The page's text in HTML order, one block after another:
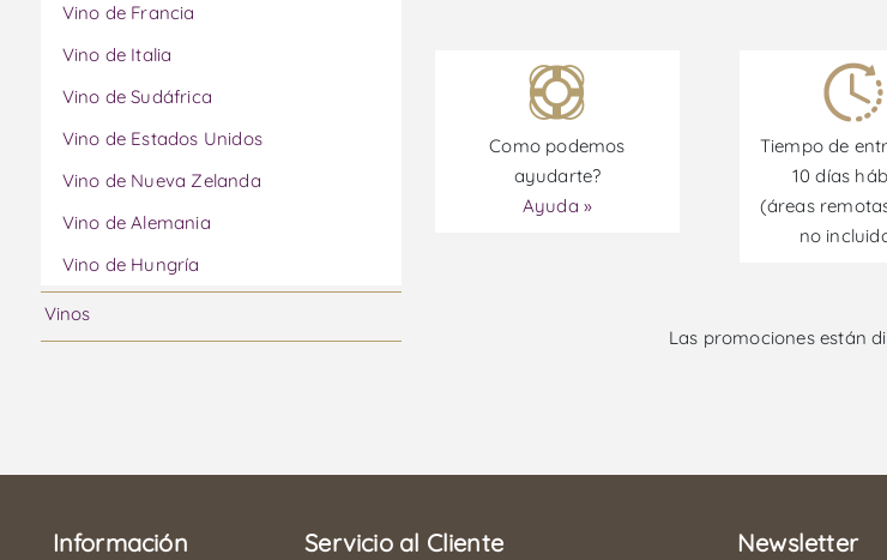
Como podemos
ayudarte?
Ayuda »
Tiempo de
10 días
(áreas
no
Las promociones están
Vino de Francia
Vino de Italia
Vino de Sudáfrica
Vino de Estados Unidos
Vino de Nueva Zelanda
Vino de Alemania
Vino de Hungría
Vinos
Información Servicio al Cliente Newsletter